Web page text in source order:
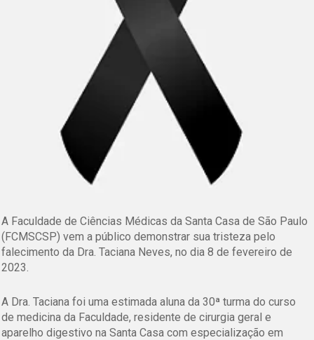
A Faculdade de Ciências Médicas da Santa Casa de São Paulo
(FCMSCSP) vem a público demonstrar sua tristeza pelo
falecimento da Dra. Taciana Neves, no dia 8 de fevereiro de
2023.
A Dra. Taciana foi uma estimada aluna da 30ª turma do curso
de medicina da Faculdade, residente de cirurgia geral e
aparelho digestivo na Santa Casa com especialização em